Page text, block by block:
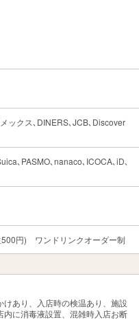
ックス､DINERS､JCB､Discover
､PASMO､nanaco､ICOCA､iD､
円) ワンドリンクオーダー制
あり、入店時の検温あり、施設
内に消毒液設置、混雑時入店お断